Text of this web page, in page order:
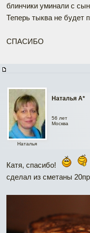
блинчики уминали с
Теперь тыква не будет
СПАСИБО
Наталья А*
Наталья
56 лет
Москва
Катя, спасибо!
сделал из сметаны